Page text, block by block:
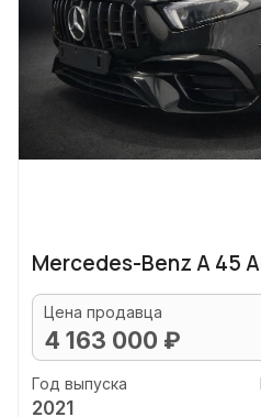
Mercedes-Benz A 45
Цена продавца
4 163 000 ₽
Год выпуска
2021